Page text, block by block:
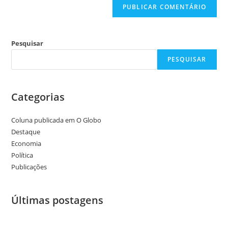
Pesquisar
PESQUISAR
Categorias
Coluna publicada em O Globo
Destaque
Economia
Política
Publicações
Últimas postagens